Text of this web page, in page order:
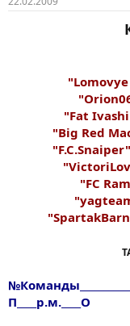
"Fat
"Big Red
"FC
П____р.м.____О